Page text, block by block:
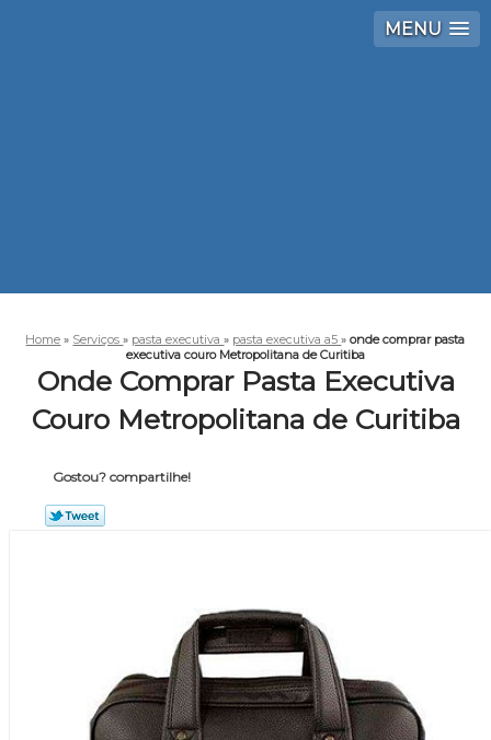
MENU
Home » Serviços» pasta executiva» pasta executiva a5»onde comprar pasta
executiva couro Metropolitana de Curitiba
Onde Comprar Pasta Executiva
Couro Metropolitana de Curitiba
Gostou? compartilhe!